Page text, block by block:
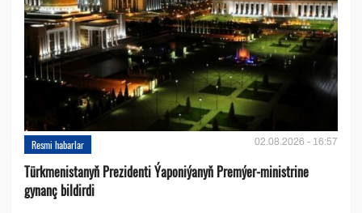
Resmi habarlar 02.08.2026 - 16:57
Türkmenistanyň Prezidenti Ýaponiýanyň Premýer-ministrine
gynanç bildirdi